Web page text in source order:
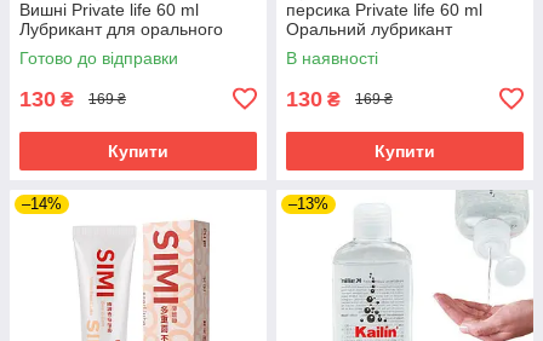
Вишні Private life 60 ml
Лубрикант для орального
сексу
Готово до відправки
130 ₴ 169 ₴
Купити
персика Private life 60 ml
Оральний лубрикант
(Інтимне мастило для
орального сексу)
В наявності
130 ₴ 169 ₴
Купити
–14% –13%